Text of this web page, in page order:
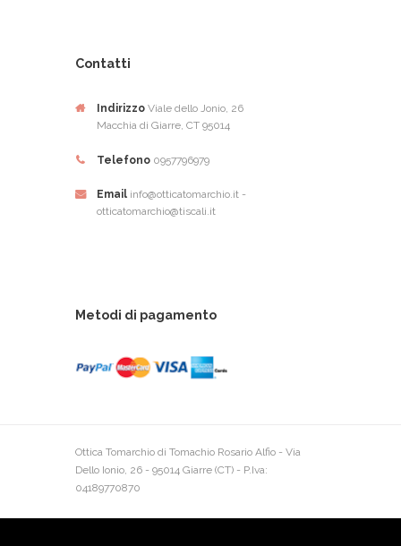
Contatti
Indirizzo Viale dello Jonio, 26
Macchia di Giarre, CT 95014
Telefono 0957796979
Email info@otticatomarchio.it -
otticatomarchio@tiscali.it
Metodi di pagamento
Ottica Tomarchio di Tomachio Rosario Alfio - Via
Dello Ionio, 26 - 95014 Giarre (CT) - P.Iva:
04189770870